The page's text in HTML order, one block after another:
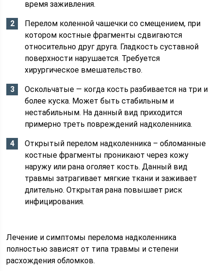
время заживления.
Перелом коленной чашечки со смещением, при
котором костные фрагменты сдвигаются
относительно друг друга. Гладкость суставной
поверхности нарушается. Требуется
хирургическое вмешательство.
Оскольчатые — когда кость разбивается на три и
более куска. Может быть стабильным и
нестабильным. На данный вид приходится
примерно треть повреждений надколенника.
Открытый перелом надколенника – обломанные
костные фрагменты проникают через кожу
наружу или рана оголяет кость. Данный вид
травмы затрагивает мягкие ткани и заживает
длительно. Открытая рана повышает риск
инфицирования.
Лечение и симптомы перелома надколенника
полностью зависят от типа травмы и степени
расхождения обломков.